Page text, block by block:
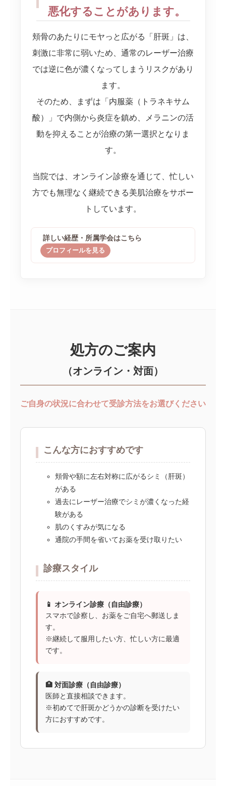
悪化することがあります。
頬骨のあたりにモヤっと広がる「肝斑」は、
刺激に非常に弱いため、通常のレーザー治療
では逆に色が濃くなってしまうリスクがあり
ます。
そのため、まずは「内服薬（トラネキサム
酸）」で内側から炎症を鎮め、メラニンの活
動を抑えることが治療の第一選択となりま
す。
当院では、オンライン診療を通じて、忙しい
方でも無理なく継続できる美肌治療をサポー
トしています。
詳しい経歴・所属学会はこちら
プロフィールを見る
処方のご案内
（オンライン・対面）
ご自身の状況に合わせて受診方法をお選びください
こんな方におすすめです
頬骨や額に左右対称に広がるシミ（肝斑）
がある
過去にレーザー治療でシミが濃くなった経
験がある
肌のくすみが気になる
通院の手間を省いてお薬を受け取りたい
診療スタイル
📱 オンライン診療（自由診療）
スマホで診察し、お薬をご自宅へ郵送しま
す。
※継続して服用したい方、忙しい方に最適
です。
🏥 対面診療（自由診療）
医師と直接相談できます。
※初めてで肝斑かどうかの診断を受けたい
方におすすめです。